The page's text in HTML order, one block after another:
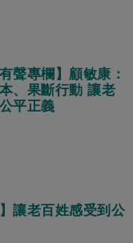
聲專欄】顧敏康：​
、果斷行動 讓老
平正義
讓老百姓感受到公